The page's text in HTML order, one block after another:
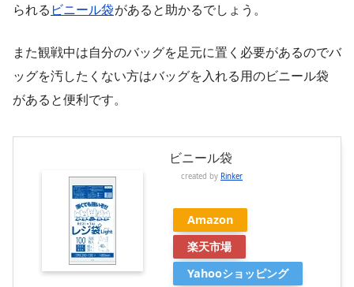
られる ビニール袋があると助かるでしょう。
また観戦中は自分のバッグを足元に置く必要があるのでバ
ッグを汚したくない方はバッグを入れる用のビニール袋
があると便利です。
ビニール袋
created by Rinker
Amazon
楽天市場
Yahooショッピング